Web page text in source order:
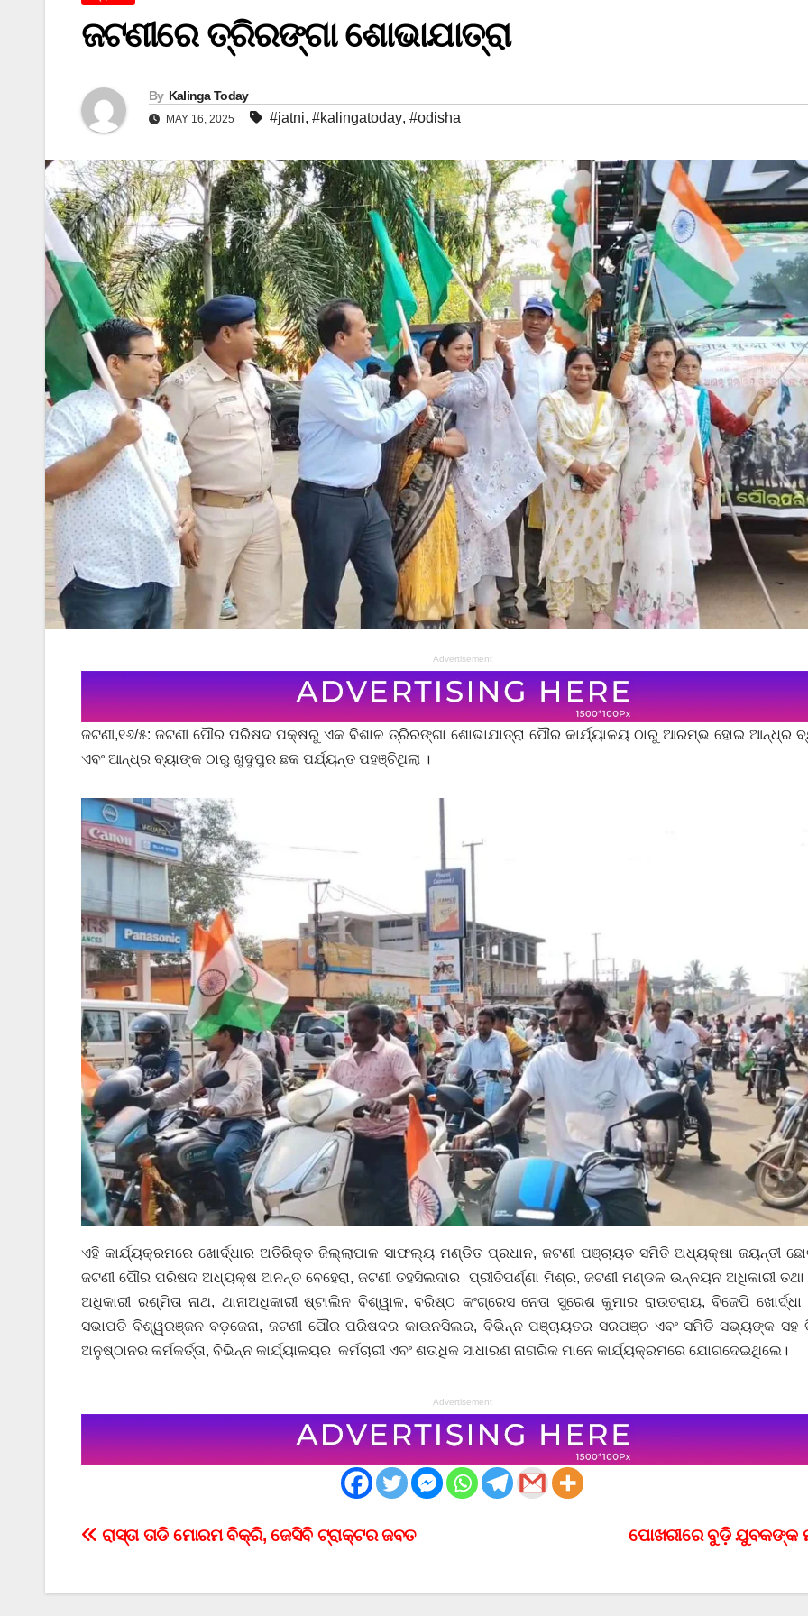
ଜଟଣୀରେ ତ୍ରିରଙ୍ଗା ଶୋଭାଯାତ୍ରା
By Kalinga Today
MAY 16, 2025 #jatni, #kalingatoday, #odisha
Advertisement
ଜଟଣୀ,୧୬/୫: ଜଟଣୀ ପୌର ପରିଷଦ ପକ୍ଷରୁ ଏକ ବିଶାଳ ତ୍ରିରଙ୍ଗା ଶୋଭାଯାତ୍ରା ପୌର କାର୍ଯ୍ୟାଳୟ ଠାରୁ ଆରମ୍ଭ ହୋଇ ଆନ୍ଧ୍ର
ଏବଂ ଆନ୍ଧ୍ର ବ୍ୟାଙ୍କ ଠାରୁ ଖୁଦୁପୁର ଛକ ପର୍ଯ୍ୟନ୍ତ ପହଞ୍ଚିଥିଲା ।
ଏହି କାର୍ଯ୍ୟକ୍ରମରେ ଖୋର୍ଦ୍ଧାର ଅତିରିକ୍ତ ଜିଲ୍ଲାପାଳ ସାଫଲ୍ୟ ମଣ୍ଡିତ ପ୍ରଧାନ, ଜଟଣୀ ପଞ୍ଚାୟତ ସମିତି ଅଧ୍ୟକ୍ଷା ଜୟନ୍ତୀ
ଜଟଣୀ ପୌର ପରିଷଦ ଅଧ୍ୟକ୍ଷ ଅନନ୍ତ ବେହେରା, ଜଟଣୀ ତହସିଲଦାର ପ୍ରୀତିପର୍ଣ୍ଣା ମିଶ୍ର, ଜଟଣୀ ମଣ୍ଡଳ ଉନ୍ନୟନ ଅଧିକାରୀ ତଥା
ଅଧିକାରୀ ରଶ୍ମିତା ନାଥ, ଥାନାଅଧିକାରୀ ଷ୍ଟାଲିନ ବିଶ୍ୱାଳ, ବରିଷ୍ଠ କଂଗ୍ରେସ ନେତା ସୁରେଶ କୁମାର ରାଉତରାୟ, ବିଜେପି ଖୋର୍ଦ୍ଧା
ସଭାପତି ବିଶ୍ୱରଞ୍ଜନ ବଡ଼ଜେନା, ଜଟଣୀ ପୌର ପରିଷଦର କାଉନସିଲର, ବିଭିନ୍ନ ପଞ୍ଚାୟତର ସରପଞ୍ଚ ଏବଂ ସମିତି ସଭ୍ୟଙ୍କ ସହ
ଅନୁଷ୍ଠାନର କର୍ମକର୍ତ୍ତା, ବିଭିନ୍ନ କାର୍ଯ୍ୟାଳୟର କର୍ମଚାରୀ ଏବଂ ଶତାଧିକ ସାଧାରଣ ନାଗରିକ ମାନେ କାର୍ଯ୍ୟକ୍ରମରେ ଯୋଗଦେଇଥିଲେ।
Advertisement
Post
ପୋଖରୀରେ ବୁଡ଼ି ଯୁବକଙ୍କ
ରାସ୍ତା ତାଡି ମୋରମ ବିକ୍ରି, ଜେସିବି ଟ୍ରାକ୍ଟର ଜବତ